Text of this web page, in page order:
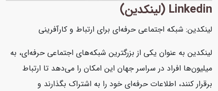
Linkedin (لینکدین)
لینکدین: شبکه اجتماعی حرفه‌ای برای ارتباط و کارآفرینی
لینکدین به عنوان یکی از بزرگترین شبکه‌های اجتماعی حرفه‌ای، به
میلیون‌ها افراد در سراسر جهان این امکان را می‌دهد تا ارتباط
برقرار کنند، اطلاعات حرفه‌ای خود را به اشتراک بگذارند و